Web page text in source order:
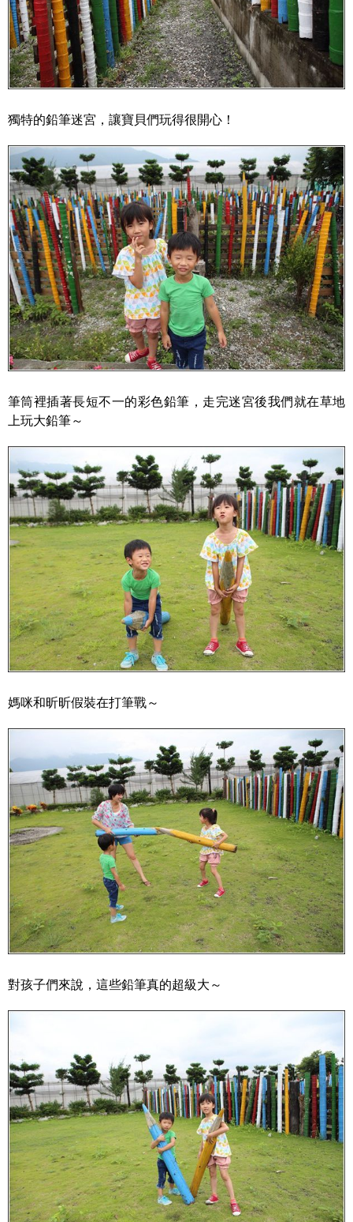
獨特的鉛筆迷宮，讓寶貝們玩得很開心！
筆筒裡插著長短不一的彩色鉛筆，走完迷宮後我們就在草地
上玩大鉛筆～
媽咪和昕昕假裝在打筆戰～
對孩子們來說，這些鉛筆真的超級大～